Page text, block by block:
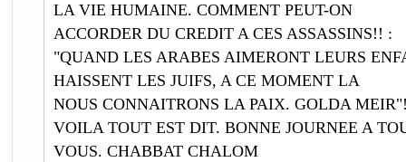
LA VIE HUMAINE. COMMENT PEUT-ON
ACCORDER DU CREDIT A CES ASSASSINS!! :
"QUAND LES ARABES AIMERONT LEURS
HAISSENT LES JUIFS, A CE MOMENT LA
NOUS CONNAITRONS LA PAIX. GOLDA
VOILA TOUT EST DIT. BONNE JOURNEE A
VOUS. CHABBAT CHALOM